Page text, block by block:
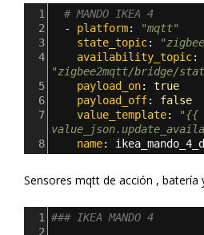
1
# MANDO IKEA 4
2
  -
platform:
"mqtt"
3
state_topic:
4
availability_topic
"zigbee2mqtt/bridge/
5
payload_on: true
6
payload_off: false
7
value_template:
"{{
8
name:
Sensores mqtt de acción , batería
1
### IKEA MANDO 4
2